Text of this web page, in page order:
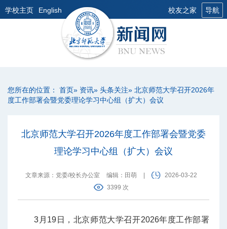
学校主页 English 校友之家 导航
您所在的位置： 首页» 资讯» 头条关注» 北京师范大学召开2026年
度工作部署会暨党委理论学习中心组（扩大）会议
北京师范大学召开2026年度工作部署会暨党委
理论学习中心组（扩大）会议
文章来源：党委/校长办公室 编辑：田萌
2026-03-22
3399 次
3月19日，北京师范大学召开2026年度工作部署